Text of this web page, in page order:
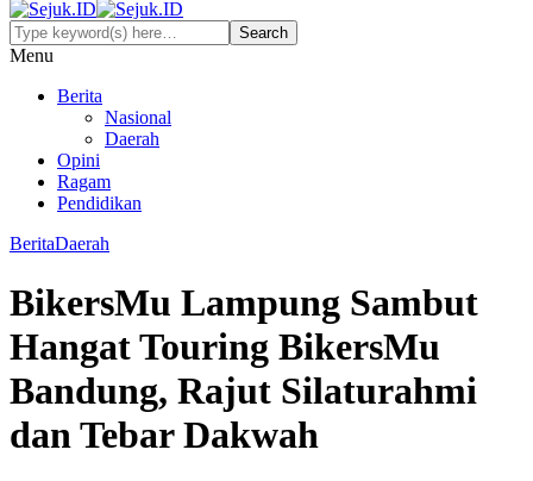
Menu
Berita
Nasional
Daerah
Opini
Ragam
Pendidikan
BeritaDaerah
BikersMu Lampung Sambut
Hangat Touring BikersMu
Bandung, Rajut Silaturahmi
dan Tebar Dakwah